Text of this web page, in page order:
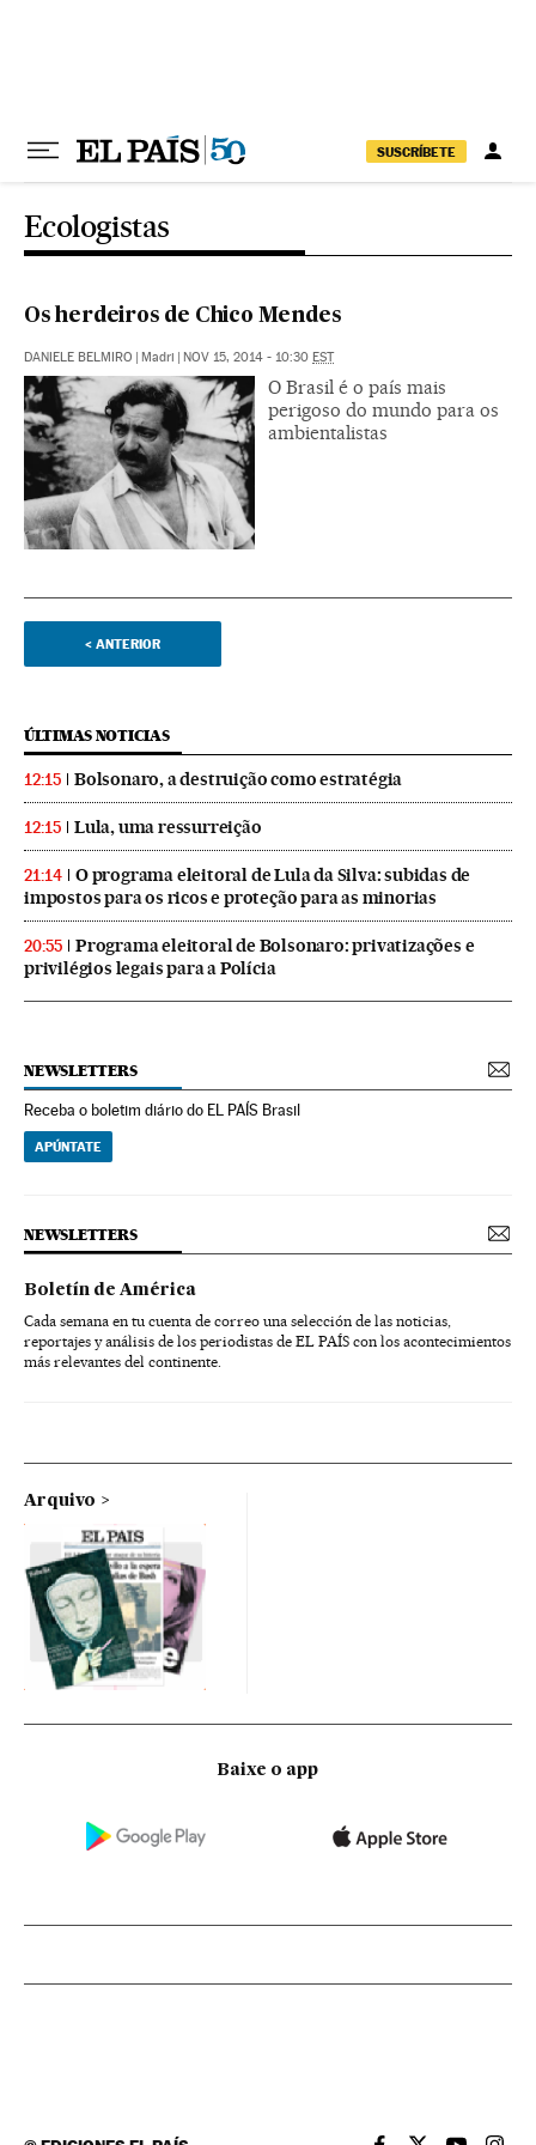
SUSCRÍBETE
Ecologistas
Os herdeiros de Chico Mendes
DANIELE BELMIRO | Madri | NOV 15, 2014 - 10:30 EST
O Brasil é o país mais
perigoso do mundo para os
ambientalistas
< ANTERIOR
ÚLTIMAS NOTICIAS
12:15 Bolsonaro, a destruição como estratégia
12:15 Lula, uma ressurreição
21:14
O programa eleitoral de Lula da Silva: subidas de
impostos para os ricos e proteção para as minorias
20:55
Programa eleitoral de Bolsonaro: privatizações e
privilégios legais para a Polícia
NEWSLETTERS
Receba o boletim diário do EL PAÍS Brasil
APÚNTATE
NEWSLETTERS
Boletín de América
Cada semana en tu cuenta de correo una selección de las noticias,
reportajes y análisis de los periodistas de EL PAÍS con los acontecimientos
más relevantes del continente.
Arquivo
Baixe o app